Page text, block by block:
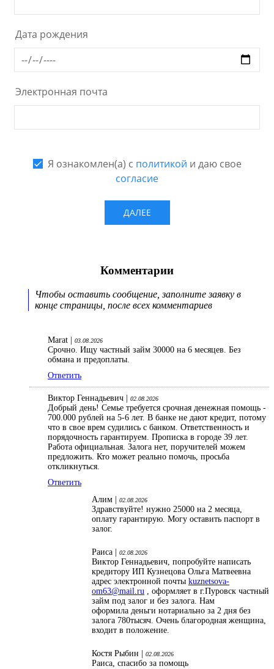
Комментарии
Чтобы оставить сообщение, заполните заявку в
конце страницы, после всех комментариев
Marat | 03.08.2026
Срочно. Ищу частный займ 30000 на 6 месяцев. Без
обмана и предоплаты.
Ответить
Виктор Геннадьевич | 02.08.2026
Добрый день! Семье требуется срочная денежная помощь -
700.000 рублей на 5-6 лет. В банке не дают кредит, потому
что в свое врем судились с банком. Ответственность и
порядочность гарантируем. Прописка в городе 39 лет.
Работа официальная. Залога нет, поручителей можем
предложить. Кто может реально помочь, просьба
откликнуться.
Ответить
Алим |
02.08.2026
Здравствуйте! нужно 25000 на 2 месяца,
оплату гарантирую. Могу оставить паспорт в
залог.
Раиса | 02.08.2026
Виктор Геннадьевич, попробуйте написать
кредитору ИП Кузнецова Ольга Матвеевна
адрес электронной почты kuznetsova-
om63@mail.ru , оформляет в г.Пуровск частный
займ под залог и без залога. Нам
оформила деньги нотариально за 2 дня без
залога 780тысяч. Очень благородная женщина,
входит в положение.
Костя Рыбин | 02.08.2026
Раиса, спасибо за помощь